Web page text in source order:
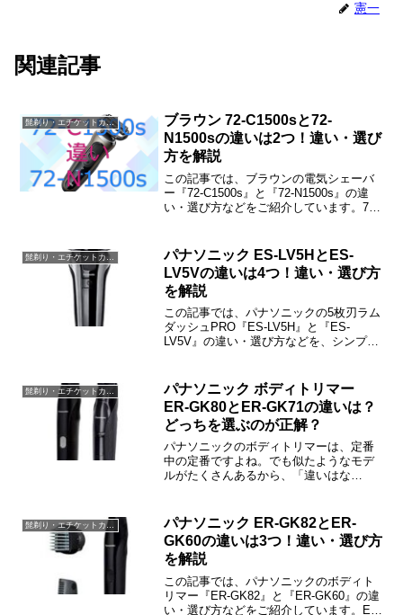
憲一
関連記事
髭剃り・エチケットカッター・バリカン・脱毛器
ブラウン 72-C1500sと72-
N1500sの違いは2つ！違い・選び
方を解説
この記事では、ブラウンの電気シェーバ
ー『72-C1500s』と『72-N1500s』の違
い・選び方などをご紹介しています。72-
ー」だけで、その他はすべて同じです。
髭剃り・エチケットカッター・バリカン・脱毛器
パナソニック ES-LV5HとES-
LV5Vの違いは4つ！違い・選び方
を解説
この記事では、パナソニックの5枚刃ラム
ダッシュPRO『ES-LV5H』と『ES-
LV5V』の違い・選び方などを、シンプル
パナソニック ボディトリマー
ER-GK80とER-GK71の違いは？
どっちを選ぶのが正解？
パナソニックのボディトリマーは、定番
中の定番ですよね。でも似たようなモデ
ルがたくさんあるから、「違いはな
の違いや口コミ、価格情報などをご紹介
しますね。パナソニ...
髭剃り・エチケットカッター・バリカン・脱毛器
パナソニック ER-GK82とER-
GK60の違いは3つ！違い・選び方
を解説
この記事では、パナソニックのボディト
リマー『ER-GK82』と『ER-GK60』の違
い・選び方などをご紹介しています。ER-